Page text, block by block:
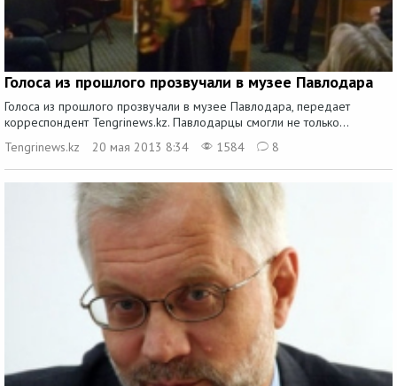
Голоса из прошлого прозвучали в музее Павлодара
Голоса из прошлого прозвучали в музее Павлодара, передает
корреспондент Tengrinews.kz. Павлодарцы смогли не только...
Tengrinews.kz
20 мая 2013 8:34 1584 8